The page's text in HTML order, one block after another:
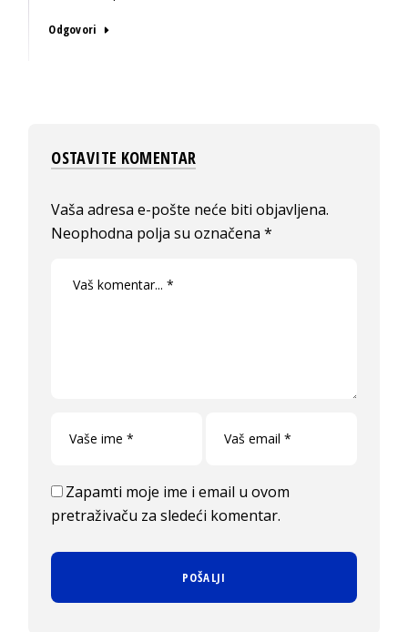
Odgovori
OSTAVITE KOMENTAR
Vaša adresa e-pošte neće biti objavljena.
Neophodna polja su označena*
Zapamti moje ime i email u ovom
pretraživaču za sledeći komentar.